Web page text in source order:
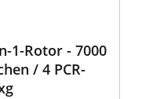
1-Rotor - 7000
/ 4 PCR-